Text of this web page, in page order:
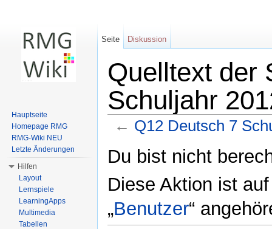
Quelltext der
Schuljahr
← Q12 Deutsch 7
Du bist nicht
Diese Aktion ist
„Benutzer“
Seite Diskussion
Hauptseite
Homepage RMG
RMG-Wiki NEU
Letzte Änderungen
Hilfen
Layout
Lernspiele
LearningApps
Multimedia
Tabellen